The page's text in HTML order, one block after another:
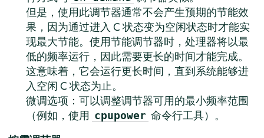
但是，使用此调节器通常不会产生预期的节能效
果，因为通过进入 C 状态变为空闲状态时才能实
现最大节能。使用节能调节器时，处理器将以最
低的频率运行，因此需要更长的时间才能完成。
这意味着，它会运行更长时间，直到系统能够进
入空闲 C 状态为止。
微调选项：可以调整调节器可用的最小频率范围
（例如，使用 cpupower 命令行工具）。